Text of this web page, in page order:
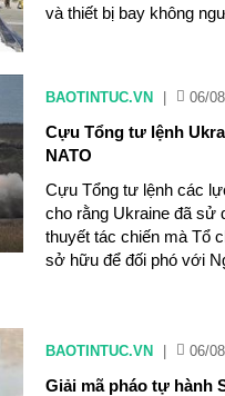
và thiết bị bay không
BAOTINTUC.VN 06/
Cựu Tổng tư lệnh
NATO
Cựu Tổng tư lệnh các
cho rằng Ukraine đã sử
thuyết tác chiến mà Tổ
sở hữu để đối phó với
BAOTINTUC.VN 06/
Giải mã pháo tự hành